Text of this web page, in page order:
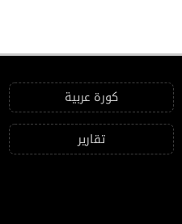
كورة عربية
تقارير